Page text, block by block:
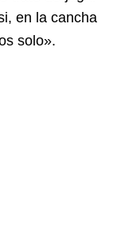
en la cancha
solo».